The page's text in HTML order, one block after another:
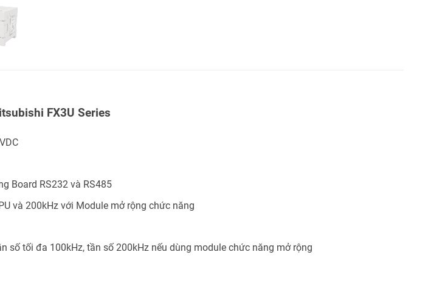
FX3U Series
Board RS232 và RS485
và 200kHz với Module mở rộng chức năng
số tối đa 100kHz, tần số 200kHz nếu dùng module chức năng mở rộng